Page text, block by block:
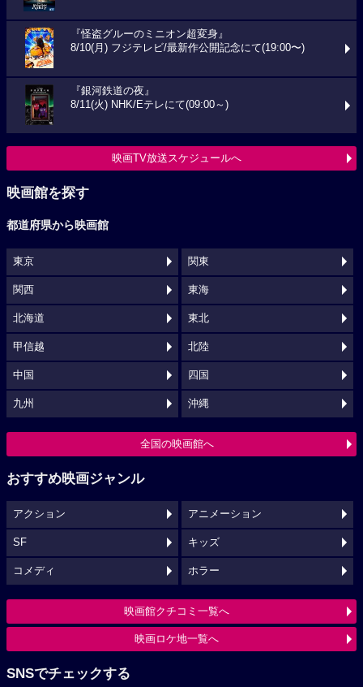
『怪盗グルーのミニオン超変身』
8/10(月) フジテレビ/最新作公開記念にて(19:00〜)
『銀河鉄道の夜』
8/11(火) NHK/Eテレにて(09:00～)
映画TV放送スケジュールへ
映画館を探す
都道府県から映画館
東京 関東
関西 東海
北海道 東北
甲信越 北陸
中国 四国
九州 沖縄
全国の映画館へ
おすすめ映画ジャンル
アクション アニメーション
SF キッズ
コメディ ホラー
映画館クチコミ一覧へ
映画ロケ地一覧へ
SNSでチェックする